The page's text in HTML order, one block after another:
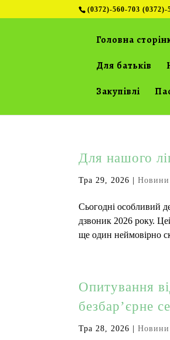
(0372)-560-703 (0372)-
Головна
Для батьків
Закупівлі
Для нашого
Тра 29, 2026 |Новини
Сьогодні особливий
дзвоник 2026 року.
ще один неймовірно
Опитування
безбар’єрне
Тра 28, 2026 |Новини